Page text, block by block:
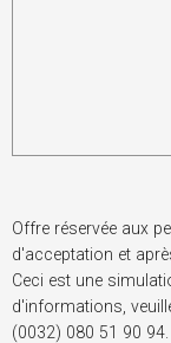
Offre réservée aux
d'acceptation et
Ceci est une
d'informations,
(0032) 080 51 90 94.